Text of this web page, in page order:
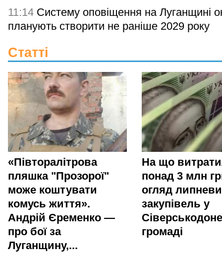
11:14 Систему оповіщення на Луганщині
планують створити не раніше 2029 року
Статті
«Півторалітрова
пляшка "Прозорої"
може коштувати
комусь життя».
Андрій Єременко —
про бої за
Луганщину,...
На що
понад 3 млн
огляд
закупівель у
громаді